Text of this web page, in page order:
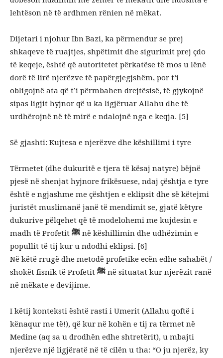
lehtëson në të ardhmen rënien në mëkat.
Dijetari i njohur Ibn Bazi, ka përmendur se prej
shkaqeve të ruajtjes, shpëtimit dhe sigurimit prej çdo
të keqeje, është që autoritetet përkatëse të mos u lënë
dorë të lirë njerëzve të papërgjegjshëm, por t’i
obligojnë ata që t’i përmbahen drejtësisë, të gjykojnë
sipas ligjit hyjnor që u ka ligjëruar Allahu dhe të
urdhërojnë në të mirë e ndalojnë nga e keqja. [5]
Së gjashti: Kujtesa e njerëzve dhe këshillimi i tyre
Tërmetet (dhe dukuritë e tjera të kësaj natyre) bëjnë
pjesë në shenjat hyjnore frikësuese, ndaj çështja e tyre
është e ngjashme me çështjen e eklipsit dhe së këtejmi
juristët muslimanë janë të mendimit se, gjatë këtyre
dukurive pëlqehet që të modelohemi me kujdesin e
madh të Profetit ﷺ në këshillimin dhe udhëzimin e
popullit të tij kur u ndodhi eklipsi. [6]
Në këtë rrugë dhe metodë profetike ecën edhe sahabët /
shokët fisnik të Profetit ﷺ në situatat kur njerëzit ranë
në mëkate e devijime.
I këtij konteksti është rasti i Umerit (Allahu qoftë i
kënaqur me të!), që kur në kohën e tij ra tërmet në
Medine (aq sa u drodhën edhe shtretërit), u mbajti
njerëzve një ligjëratë në të cilën u tha: “O ju njerëz, ky